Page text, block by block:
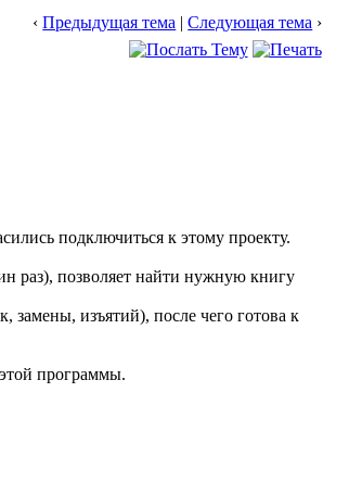
‹Предыдущая тема |Следующая тема ›
подключиться к этому проекту.
раз), позволяет найти нужную книгу
замены, изъятий), после чего готова к
программы.